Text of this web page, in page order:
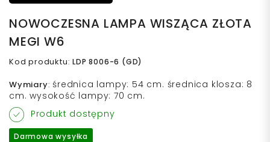
NOWOCZESNA LAMPA WISZĄCA ZŁOTA
MEGI W6
Kod produktu:LDP 8006-6 (GD)
Wymiary: średnica lampy: 54 cm. średnica klosza: 8
cm. wysokość lampy: 70 cm.
Produkt dostępny
Darmowa wysyłka